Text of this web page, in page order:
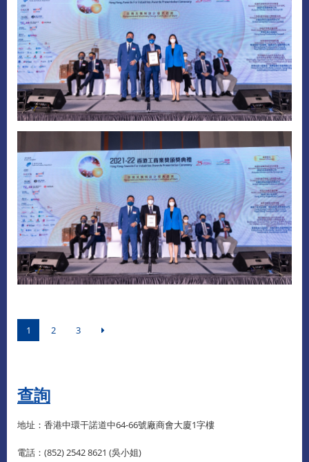
1 2 3
查詢​
地址：香港中環干諾道中64-66號廠商會大廈1字樓
電話：(852) 2542 8621 (吳小姐)